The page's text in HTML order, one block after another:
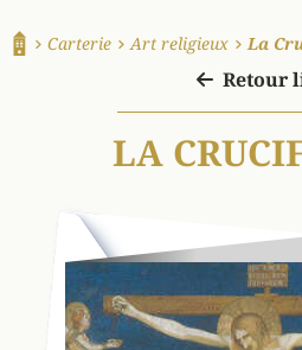
Carterie Art religieux La
Retour
LA